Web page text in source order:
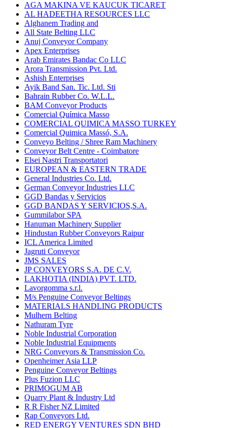
AGA MAKINA VE KAUCUK TICARET
AL HADEETHA RESOURCES LLC
Alghanem Trading and
All State Belting LLC
Anuj Conveyor Company
Apex Enterprises
Arab Emirates Bandac Co LLC
Arora Transmission Pvt. Ltd.
Ashish Enterprises
Ayik Band San. Tic. Ltd. Sti
Bahrain Rubber Co. W.L.L.
BAM Conveyor Products
Comercial Química Masso
COMERCIAL QUIMICA MASSO TURKEY
Comercial Quimica Massó, S.A.
Conveyo Belting / Shree Ram Machinery
Conveyor Belt Centre - Coimbatore
Elsei Nastri Transportatori
EUROPEAN & EASTERN TRADE
General Industries Co. Ltd.
German Conveyor Industries LLC
GGD Bandas y Servicios
GGD BANDAS Y SERVICIOS,S.A.
Gummilabor SPA
Hanuman Machinery Supplier
Hindustan Rubber Conveyors Raipur
ICL America Limited
Jagruti Conveyor
JMS SALES
JP CONVEYORS S.A. DE C.V.
LAKHOTIA (INDIA) PVT. LTD.
Lavorgomma s.r.l.
M/s Penguine Conveyor Beltings
MATERIALS HANDLING PRODUCTS
Mulhern Belting
Nathuram Tyre
Noble Industrial Corporation
Noble Industrial Equipments
NRG Conveyors & Transmission Co.
Openheimer Asia LLP
Penguine Conveyor Beltings
Plus Fuzion LLC
PRIMOGUM AB
Quarry Plant & Industry Ltd
R R Fisher NZ Limited
Rap Conveyors Ltd.
RED ENERGY VENTURES SDN BHD